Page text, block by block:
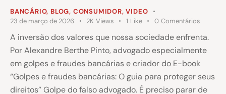
BANCÁRIO, BLOG, CONSUMIDOR,VIDEO
23 de março de 2026
2K Views 1 Like 0 Comentários
A inversão dos valores que nossa sociedade enfrenta.
Por Alexandre Berthe Pinto, advogado especialmente
em golpes e fraudes bancárias e criador do E-book
“Golpes e fraudes bancárias: O guia para proteger seus
direitos” Golpe do falso advogado. É preciso parar de